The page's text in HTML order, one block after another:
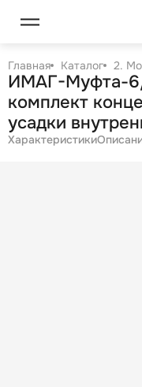
Главная Каталог 2.
ИМАГ-Муфта-
комплект
усадки
жил. кабеля с
Характеристики